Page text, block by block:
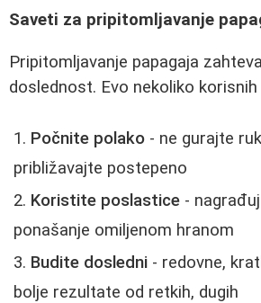
Saveti za pripitomljavanje
Pripitomljavanje papagaja
doslednost. Evo nekoliko
Počnite polako - ne gurajte
približavajte postepeno
Koristite poslastice -
ponašanje omiljenom hranom
Budite dosledni - redovne,
bolje rezultate od retkih, dugih